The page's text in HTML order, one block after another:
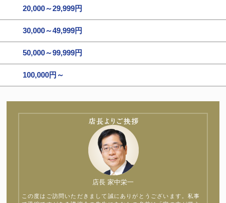
20,000～29,999円
30,000～49,999円
50,000～99,999円
100,000円～
店長 家中栄一
この度はご訪問いただきまして誠にありがとうございます。私事